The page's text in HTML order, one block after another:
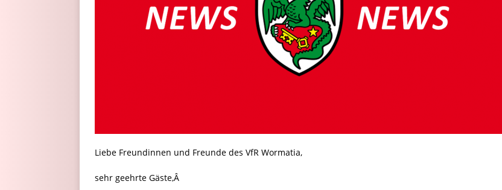
Liebe Freundinnen und Freunde des VfR Wormatia,
sehr geehrte Gäste,Â